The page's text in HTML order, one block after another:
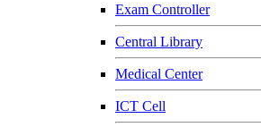
Exam Controller
Central Library
Medical Center
ICT Cell